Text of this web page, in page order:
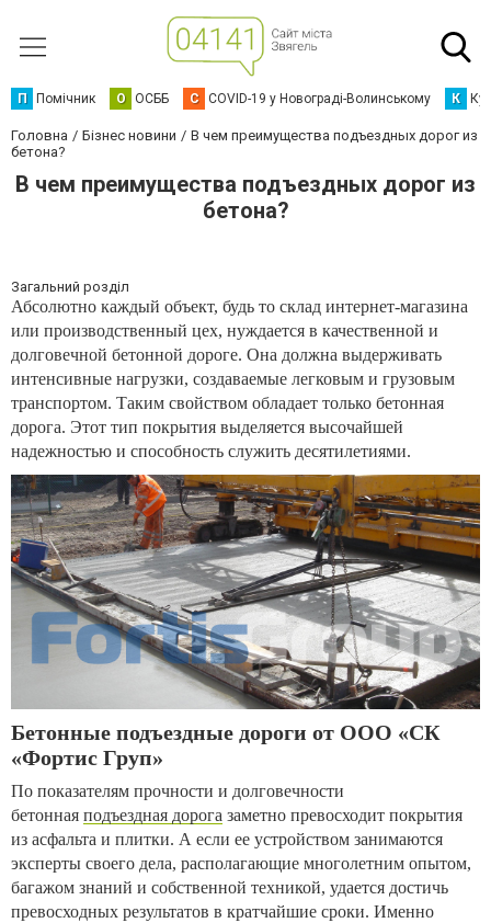
П Помічник О ОСББ C COVID-19 у Новограді-Волинському К
Головна Бізнес новини
В чем преимущества подъездных дорог из
бетона?
В чем преимущества подъездных дорог из
бетона?
Загальний розділ
Абсолютно каждый объект, будь то склад интернет-магазина
или производственный цех, нуждается в качественной и
долговечной бетонной дороге. Она должна выдерживать
интенсивные нагрузки, создаваемые легковым и грузовым
транспортом. Таким свойством обладает только бетонная
дорога. Этот тип покрытия выделяется высочайшей
надежностью и способность служить десятилетиями.
Бетонные подъездные дороги от ООО «СК
«Фортис Груп»
По показателям прочности и долговечности
бетонная подъездная дорога заметно превосходит покрытия
из асфальта и плитки. А если ее устройством занимаются
эксперты своего дела, располагающие многолетним опытом,
багажом знаний и собственной техникой, удается достичь
превосходных результатов в кратчайшие сроки. Именно